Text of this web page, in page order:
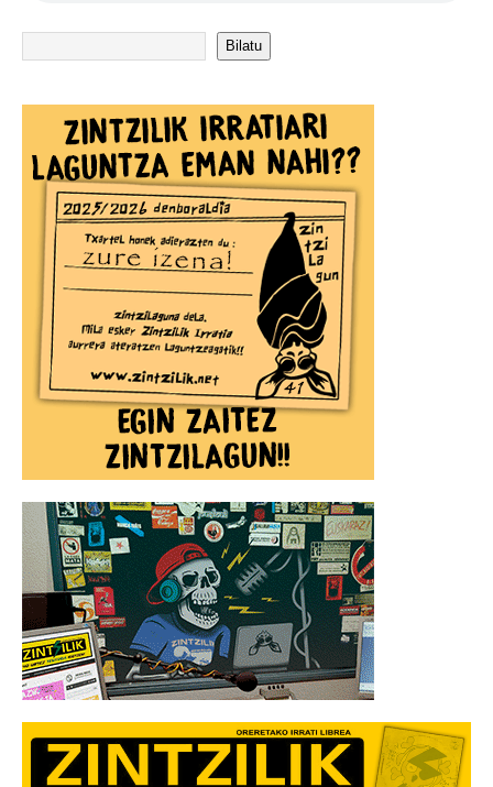
Bilatu